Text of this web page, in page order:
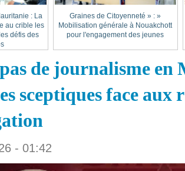
« Graines de Citoyenneté » :
Mobilisation générale à Nouakchott
pour l'engagement des jeunes
: La
au crible les
défis des
de journalisme
sceptiques face aux
- 01:42